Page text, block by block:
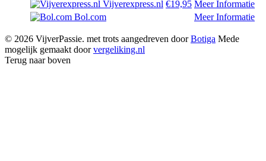
Vijverexpress.nl €19,95 Meer Informatie
Bol.com
Meer Informatie
© 2026 VijverPassie. met trots aangedreven doorBotiga Mede
mogelijk gemaakt doorvergeliking.nl
Terug naar boven